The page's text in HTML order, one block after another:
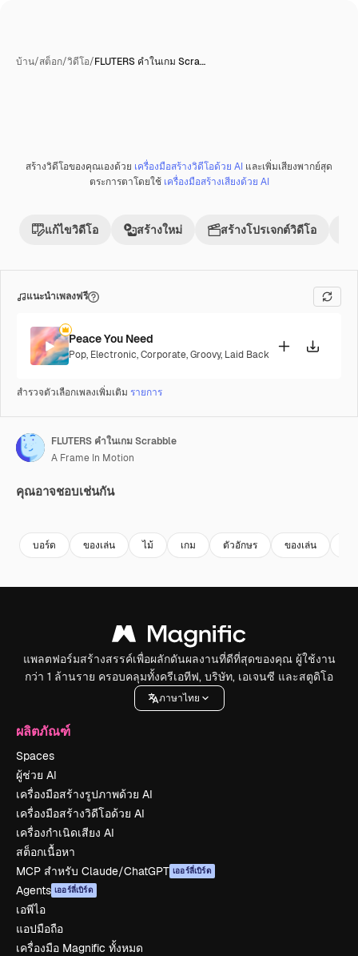
บ้าน/สต็อก/วิดีโอ/FLUTERS คำในเกม Scra…
พรีเมี่ยม
สร้างวิดีโอของคุณเองด้วย เครื่องมือสร้างวิดีโอด้วย AI และเพิ่มเสียงพากย์สุด
ตระการตาโดยใช้ เครื่องมือสร้างเสียงด้วย AI
แก้ไขวิดีโอ สร้างใหม่ สร้างโปรเจกต์วิดีโอ
แนะนำเพลงฟรี
Peace You Need
Pop, Electronic,Corporate,Groovy, Laid Back
สำรวจตัวเลือกเพลงเพิ่มเติม รายการ
FLUTERS คำในเกม Scrabble
A Frame In Motion
คุณอาจชอบเช่นกัน
บอร์ด ของเล่น ไม้ เกม ตัวอักษร ของเล่น
แพลตฟอร์มสร้างสรรค์เพื่อผลักดันผลงานที่ดีที่สุดของคุณ ผู้ใช้งาน
กว่า 1 ล้านราย ครอบคลุมทั้งครีเอทีฟ, บริษัท, เอเจนซี และสตูดิโอ
ภาษาไทย
ผลิตภัณฑ์
Spaces
ผู้ช่วย AI
เครื่องมือสร้างรูปภาพด้วย AI
เครื่องมือสร้างวิดีโอด้วย AI
เครื่องกำเนิดเสียง AI
สต็อกเนื้อหา
MCP สำหรับ Claude/ChatGPT เออร์ลี่เบิร์ด
Agents เออร์ลี่เบิร์ด
เอพีไอ
แอปมือถือ
เครื่องมือ Magnific ทั้งหมด